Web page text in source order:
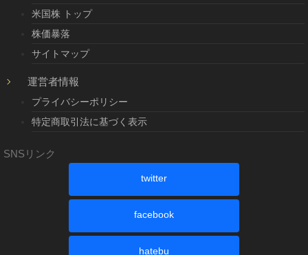
米国株 トップ
株価暴落
サイトマップ
運営者情報
プライバシーポリシー
特定商取引法に基づく表示
SNSリンク
twitter
facebook
hatebu